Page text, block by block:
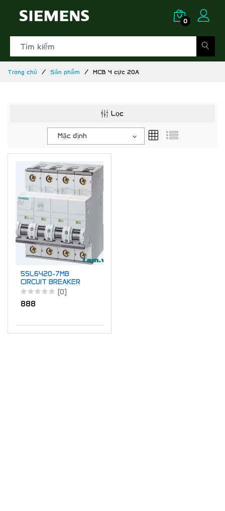
0
Trang chủ Sản phẩm MCB 4 cực 20A
Lọc
Mặc định
5SL6420-7MB
CIRCUIT BREAKER
6kA 4POLE C20
(0)
888